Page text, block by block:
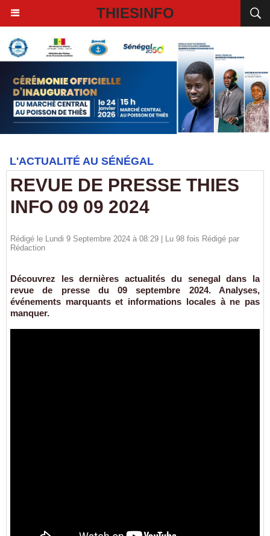
THIESINFO
L'ACTUALITÉ AU SÉNÉGAL
REVUE DE PRESSE THIES
INFO 09 09 2024
Rédigé le Lundi 9 Septembre 2024 à 08:29 | Lu 98 fois Rédigé par
Rédaction
Découvrez les dernières actualités du senegal dans la
revue de presse du 09 septembre 2024. Analyses,
événements marquants et informations locales à ne pas
manquer.